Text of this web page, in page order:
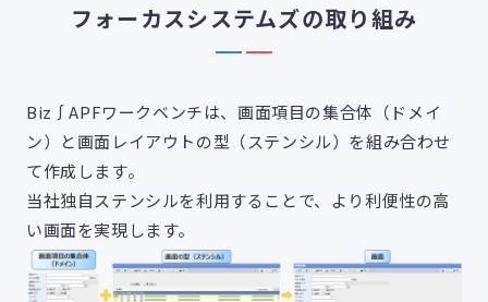
フォーカスシステムズの取り組み
Biz∫APFワークベンチは、画面項目の集合体（ドメイ
ン）と画面レイアウトの型（ステンシル）を組み合わせ
て作成します。
当社独自ステンシルを利用することで、より利便性の高
い画面を実現します。